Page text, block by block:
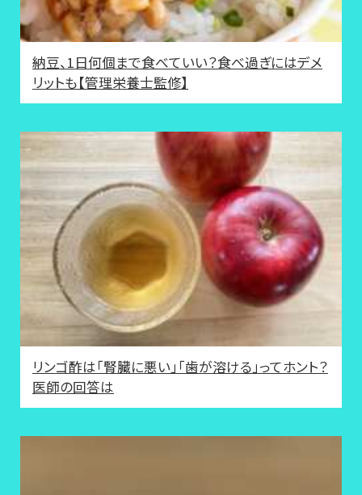
納豆、1日何個まで食べていい？食べ過ぎにはデメ
リットも【管理栄養士監修】
リンゴ酢は「腎臓に悪い」「歯が溶ける」ってホント？
医師の回答は